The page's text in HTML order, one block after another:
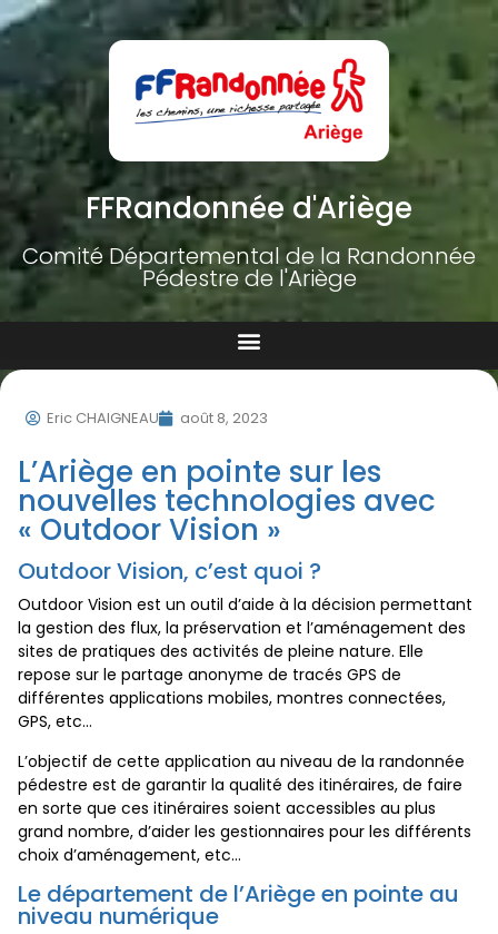
FFRandonnée d'Ariège
Comité Départemental de la Randonnée
Pédestre de l'Ariège
Eric CHAIGNEAU août 8, 2023
L’Ariège en pointe sur les
nouvelles technologies avec
« Outdoor Vision »
Outdoor Vision, c’est quoi ?
Outdoor Vision est un outil d’aide à la décision permettant
la gestion des flux, la préservation et l’aménagement des
sites de pratiques des activités de pleine nature. Elle
repose sur le partage anonyme de tracés GPS de
différentes applications mobiles, montres connectées,
GPS, etc…
L’objectif de cette application au niveau de la randonnée
pédestre est de garantir la qualité des itinéraires, de faire
en sorte que ces itinéraires soient accessibles au plus
grand nombre, d’aider les gestionnaires pour les différents
choix d’aménagement, etc…
Le département de l’Ariège en pointe au
niveau numérique